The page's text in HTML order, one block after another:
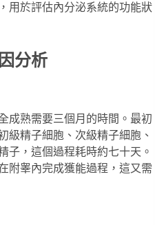
用於評估內分泌系統的功能狀
分析
成熟需要三個月的時間。最初
級精子細胞、次級精子細胞、
子，這個過程耗時約七十天。
附睾內完成獲能過程，這又需